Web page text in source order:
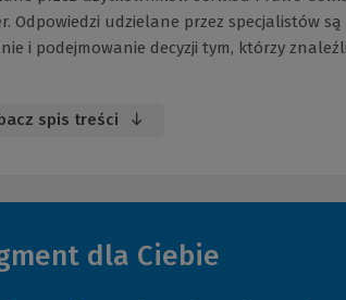
Odpowiedzi udzielane przez specjalistów
i podejmowanie decyzji tym, którzy
spis treści
dla Ciebie